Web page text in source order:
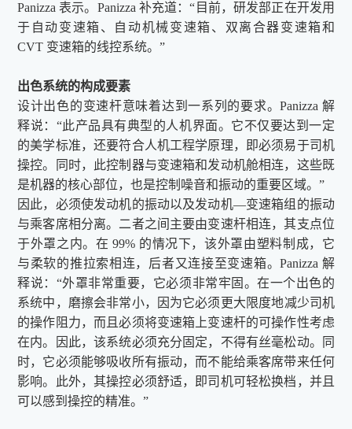
Panizza 表示。Panizza 补充道：“目前，研发部正在开发用
于自动变速箱、自动机械变速箱、双离合器变速箱和
CVT 变速箱的线控系统。”
出色系统的构成要素
设计出色的变速杆意味着达到一系列的要求。Panizza 解
释说：“此产品具有典型的人机界面。它不仅要达到一定
的美学标准，还要符合人机工程学原理，即必须易于司机
操控。同时，此控制器与变速箱和发动机舱相连，这些既
是机器的核心部位，也是控制噪音和振动的重要区域。”
因此，必须使发动机的振动以及发动机—变速箱组的振动
与乘客席相分离。二者之间主要由变速杆相连，其支点位
于外罩之内。在 99% 的情况下，该外罩由塑料制成，它
与柔软的推拉索相连，后者又连接至变速箱。Panizza 解
释说：“外罩非常重要，它必须非常牢固。在一个出色的
系统中，磨擦会非常小，因为它必须 更大限度地减少司机
的操作阻力，而且必须将变速箱上变速杆的可操作性考虑
在内。因此，该系统必须充分固定，不得有丝毫松动。同
时，它必须能够吸收所有振动，而不能给乘客席带来任何
影响。此外，其操控必须舒适，即司机可轻松换档，并且
可以感到操控的精准。”